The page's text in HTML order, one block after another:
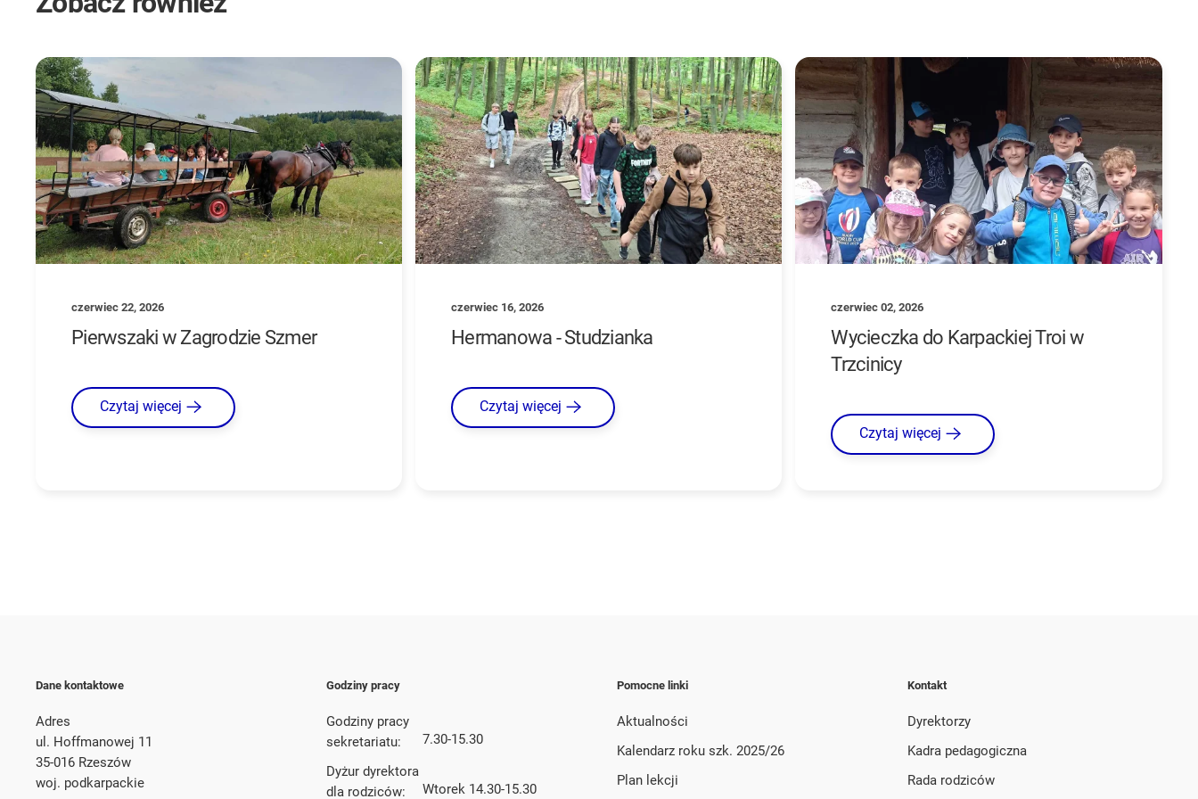
czerwiec 22, 2026
Pierwszaki w Zagrodzie Szmer
Czytaj więcej
czerwiec 16, 2026
Hermanowa - Studzianka
Czytaj więcej
czerwiec 02, 2026
Wycieczka do Karpackiej Troi w
Trzcinicy
Czytaj więcej
Dane kontaktowe
Adres
ul. Hoffmanowej 11
35-016 Rzeszów
woj. podkarpackie
Godziny pracy
Godziny pracy
sekretariatu:
7.30-15.30
Dyżur dyrektora
dla rodziców:
Wtorek 14.30-15.30
Pomocne linki
Aktualności
Kalendarz roku szk. 2025/26
Plan lekcji
Kontakt
Dyrektorzy
Kadra pedagogiczna
Rada rodziców